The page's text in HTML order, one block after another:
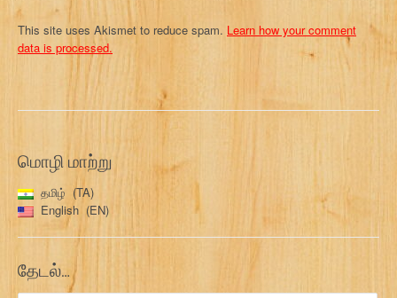
This site uses Akismet to reduce spam. Learn how your comment
data is processed.
மொழி மாற்று
தமிழ்
TA
English
EN
தேடல்…